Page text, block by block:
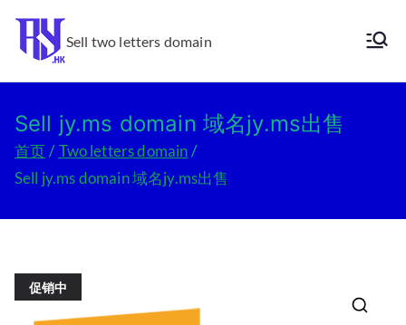
内
Ry.hk
Sell two letters domain
Sell jy.ms domain 域名jy.ms出售
首页
Two letters domain
Sell jy.ms domain 域名jy.ms出售
促销中